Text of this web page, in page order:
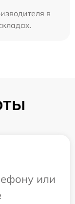
в
или